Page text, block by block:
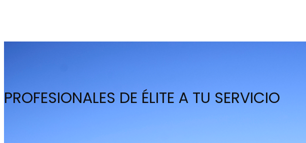
PROFESIONALES DE ÉLITE A TU SERVICIO